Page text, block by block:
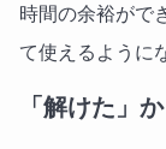
時間の余裕がで
て使えるように
「解けた」